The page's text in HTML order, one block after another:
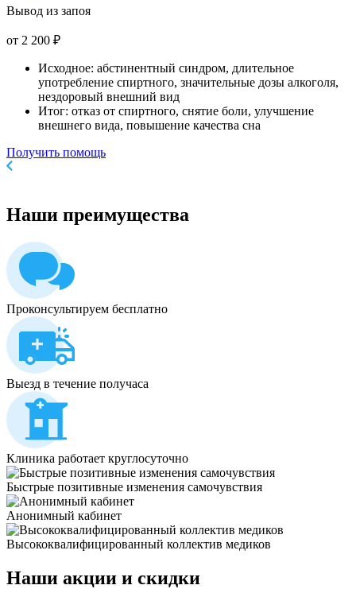
Вывод из запоя
от 2 200 ₽
Исходное: абстинентный синдром, длительное
употребление спиртного, значительные дозы алкоголя,
нездоровый внешний вид
Итог: отказ от спиртного, снятие боли, улучшение
внешнего вида, повышение качества сна
Получить помощь
Наши преимущества
Проконсультируем бесплатно
Выезд в течение получаса
Клиника работает круглосуточно
Быстрые позитивные изменения самочувствия
Анонимный кабинет
Высококвалифицированный коллектив медиков
Наши акции и скидки